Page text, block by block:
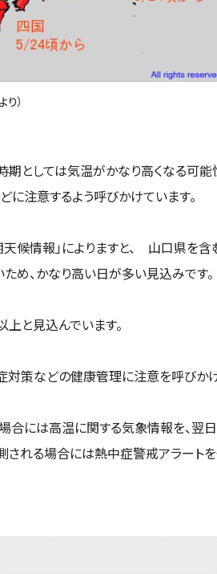
）
としては気温がかなり高くなる可能
に注意するよう呼びかけています。
候情報」によりますと、 山口県を
め、かなり高い日が多い見込みです。
と見込んでいます。
策などの健康管理に注意を呼びかけ
合には高温に関する気象情報を、
れる場合には熱中症警戒アラートを